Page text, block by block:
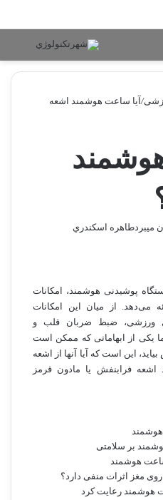
/آیا ساعت هوشمند اشعه
طاهره اسكندري
پوشیدنی هوشمند، امکانات
می‌دهد. از میان این امکانات
ورزشی، ضبط ضربان قلب و
یکی از ابهاماتی که ممکن است
این است که آیا آنها از اشعه
اشعه فرابنفش یا مادون قرمز
هوشمند
بر سلامتی
هوشمند
مغز اثرات منفی دارد؟
هوشمند رعایت کرد